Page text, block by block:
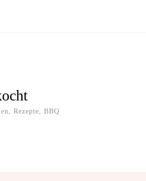
Rezepte, BBQ